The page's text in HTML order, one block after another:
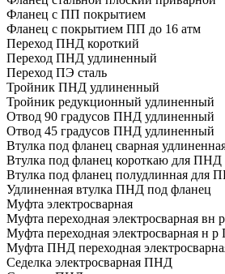
Фланец с ПП покрытием
Фланец с покрытием ПП до 16 атм
Переход ПНД короткий
Переход ПНД удлиненный
Переход ПЭ сталь
Тройник ПНД удлиненный
Тройник редукционный удлиненный
Отвод 90 градусов ПНД удлиненный
Отвод 45 градусов ПНД удлиненный
Втулка под фланец сварная
Втулка под фланец короткаю для ПНД
Втулка под фланец полудлинная для
Удлиненная втулка ПНД под фланец
Муфта электросварная
Муфта переходная электросварная
Муфта переходная электросварная н
Муфта ПНД переходная
Седелка электросварная ПНД